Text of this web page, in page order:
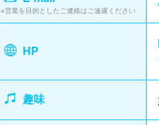
※営業を目的としたご連絡はご遠慮ください
HP
趣味